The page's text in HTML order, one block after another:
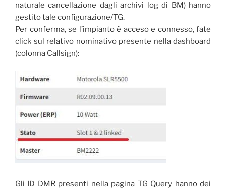
naturale cancellazione dagli archivi log di BM) hanno
gestito tale configurazione/TG.
Per conferma, se l’impianto è acceso e connesso, fate
click sul relativo nominativo presente nella dashboard
(colonna Callsign):
Gli ID DMR presenti nella pagina TG Query hanno dei